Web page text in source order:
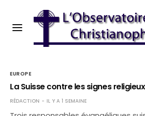
EUROPE
La Suisse contre les signes religieux
RÉDACTION IL Y A 1 SEMAINE